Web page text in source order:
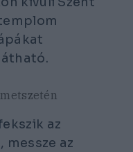
az
az